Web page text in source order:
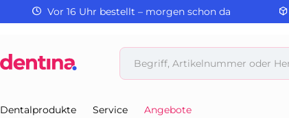
Vor 16 Uhr bestellt – morgen schon da
Dentalprodukte Service Angebote